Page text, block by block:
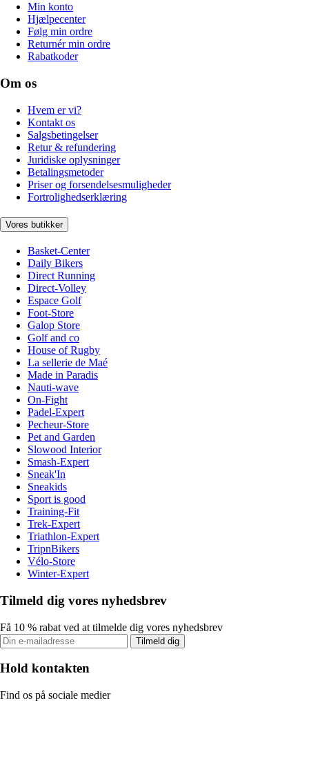
Min konto
Hjælpecenter
Følg min ordre
Returnér min ordre
Rabatkoder
Om os
Hvem er vi?
Kontakt os
Salgsbetingelser
Retur & refundering
Juridiske oplysninger
Betalingsmetoder
Priser og forsendelsesmuligheder
Fortrolighedserklæring
Vores butikker
Basket-Center
Daily Bikers
Direct Running
Direct-Volley
Espace Golf
Foot-Store
Galop Store
Golf and co
House of Rugby
La sellerie de Maé
Made in Paradis
Nauti-wave
On-Fight
Padel-Expert
Pecheur-Store
Pet and Garden
Slowood Interior
Smash-Expert
Sneak'In
Sneakids
Sport is good
Training-Fit
Trek-Expert
Triathlon-Expert
TripnBikers
Vélo-Store
Winter-Expert
Tilmeld dig vores nyhedsbrev
Få 10 % rabat ved at tilmelde dig vores nyhedsbrev
Tilmeld dig
Hold kontakten
Find os på sociale medier